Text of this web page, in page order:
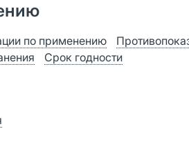
по применению
Срок годности